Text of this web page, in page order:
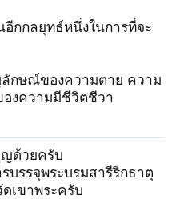
กกลยุทธ์หนึ่งในการที่จะ
กษณ์ของความตาย ความ
งความมีชีวิตชีวา
ญด้วยครับ
รรจุพระบรมสารีริกธาตุ
เขาพระครับ